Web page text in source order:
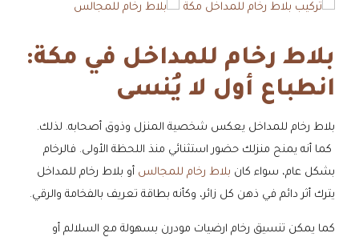
بلاط رخام للمداخل في مكة:
انطباع أول لا يُنسى
بلاط رخام للمداخل يعكس شخصية المنزل وذوق أصحابه. لذلك.
كما أنه يمنح منزلك حضور استثنائي منذ اللحظة الأولى. فالرخام
بشكل عام، سواء كان بلاط رخام للمجالس أو بلاط رخام للمداخل
يترك أثر دائم في ذهن كل زائر، وكأنه بطاقة تعريف بالفخامة والرقي.
كما يمكن تنسيق رخام ارضيات مودرن بسهولة مع السلالم أو